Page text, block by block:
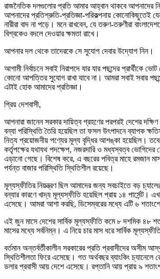
রাজনৈতিক দলগুলোর প্রতি আমার আহ্বান থাকবে আপনাদের
আপনাদের প্রতিশ্রুতি-প্রতিজ্ঞা-পরিকল্পনায় কোনোকিছুতেই
নারীরা বাদ না পড়ে। মনে রাখবেন, যে তরুণ-তরুণীরা
বিশ্বকেও বদলে দেওয়ার ক্ষমতা রাখে।
আপনার দল থেকে তাদেরকে সে সুযোগ দেবার উদ্যোগ নিন।
আগামী নির্বাচনে সবাই নিরাপদে যার যার পছন্দের প্রার্থীকে
কোনো আপত্তির সুযোগ রাখা যাবে না। আমরা সবাই সবার
এটাই হোক আমাদের প্রতিজ্ঞা।
প্রিয় দেশবাসী,
আপনারা জানেন সরকার দায়িত্ব গ্রহণের পরপরই দেশের
বন্যা পরিস্থিতি তৈরি হয়েছিল তা ফসল উৎপাদনে ব্যাপক
নিত্য প্রয়োজনীয় পণ্যের মূল্য বৃদ্ধির আশঙ্কা হয়েছিল। তবে
কর্তৃপক্ষের যথাযথ পদক্ষেপ, নজরদারি ও মধ্যস্বত্ব ভোগিদের
এড়ানো গেছে। বিশেষ করে, এ বছরের পবিত্র মাহে রমজান
পর্যন্ত বাজার পরিস্থিতি স্থিতিশীল রয়েছে।
মূল্যস্ফীতির নিয়ন্ত্রণ ছিল আমাদের জন্য সবচাইতে বড়
বন্যার কারণে খাদ্য মূল্যস্ফীতি হয়েছিল প্রায় ১৪ পার্সেন্ট।
এসেছে। আমরা আশা করছি, ডিসেম্বরের মধ্যে এটি ৬
এই জুন মাসে দেশের সার্বিক মূল্যস্ফীতি কমে ৮ দশমিক ৪৮
মাসের মধ্যে সর্বনিম্ন। এ নিয়ে চার মাস ধরে সার্বিক
বর্তমান অন্তর্বর্তীকালীন সরকারের প্রতি প্রবাসীদের অসীম
স্থিতিশীলতা ফিরে এসেছে। গত অর্থবছর ব্যাংকিং চ্যানেলে
ডলার প্রবাসী আয় দেশে এসেছে। রপ্তানি আয় প্রায় ৯